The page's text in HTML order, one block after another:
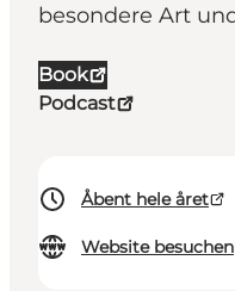
besondere Art
Book
Podcast
Åbent hele året
Website besuchen